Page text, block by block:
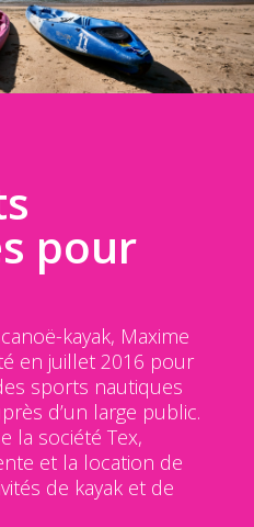
pour
kayak, Maxime
en juillet 2016 pour
sports nautiques
d’un large public.
la société Tex,
et la location de
de kayak et de